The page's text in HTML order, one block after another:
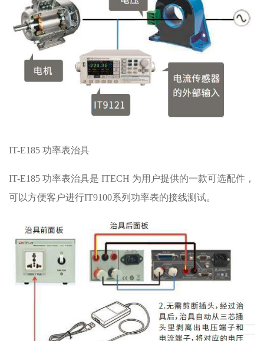
IT-E185 功率表治具
IT-E185 功率表治具是 ITECH 为用户提供的一款可选配件，
可以方便客户进行IT9100系列功率表的接线测试。